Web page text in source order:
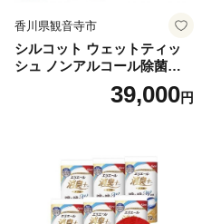
香川県観音寺市
シルコット ウェットティッ
シュ ノンアルコール除菌詰
替（43枚×3P）×24袋 日用品
おもちゃ 拭き取り 手拭き 外
39,000円